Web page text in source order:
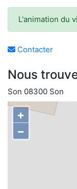
L'animation du
Contacter
Nous
Son 08300 Son
+
−